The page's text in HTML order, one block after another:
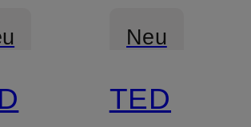
Neu
TED